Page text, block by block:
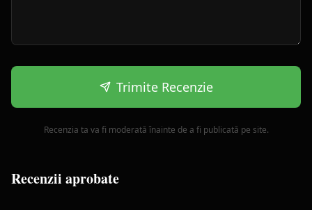
Trimite Recenzie
Recenzia ta va fi moderată înainte de a fi publicată pe site.
Recenzii aprobate